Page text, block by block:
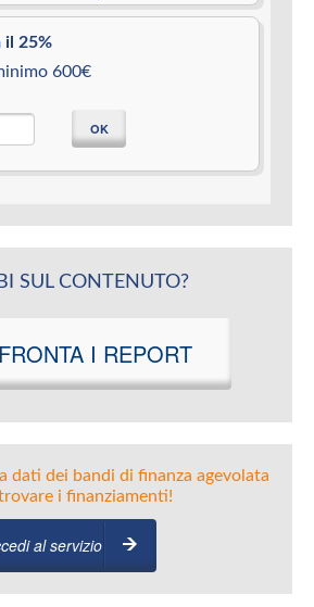
il 25%
600€
OK
SUL CONTENUTO?
I REPORT
dati dei bandi di finanza agevolata
i finanziamenti!
al servizio